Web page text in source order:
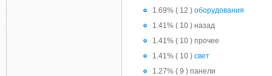
1.69% ( 12 ) оборудования
1.41% ( 10 ) назад
1.41% ( 10 ) прочее
1.41% ( 10 ) свет
1.27% ( 9 ) панели